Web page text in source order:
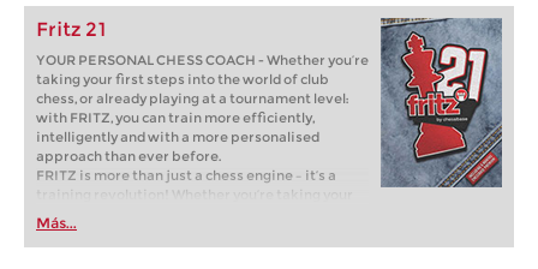
Fritz 21
YOUR PERSONAL CHESS COACH - Whether you’re
taking your first steps into the world of club
chess, or already playing at a tournament level:
with FRITZ, you can train more efficiently,
intelligently and with a more personalised
approach than ever before.
FRITZ is more than just a chess engine – it’s a
training revolution! Whether you’re taking your
first steps into the world of club chess, or already
playing at a tournament level: with FRITZ, you can
train more efficiently, intelligently and with a
Más...